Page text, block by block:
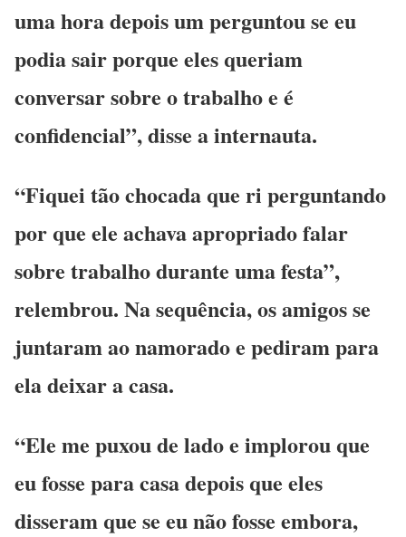
uma hora depois um perguntou se eu
podia sair porque eles queriam
conversar sobre o trabalho e é
confidencial”, disse a internauta.
“Fiquei tão chocada que ri perguntando
por que ele achava apropriado falar
sobre trabalho durante uma festa”,
relembrou. Na sequência, os amigos se
juntaram ao namorado e pediram para
ela deixar a casa.
“Ele me puxou de lado e implorou que
eu fosse para casa depois que eles
disseram que se eu não fosse embora,